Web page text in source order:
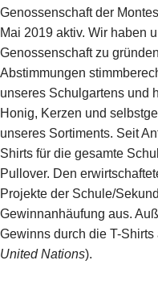
Genossenschaft der
Mai 2019 aktiv. Wir haben
Genossenschaft zu
Abstimmungen
unseres Schulgartens und
Honig, Kerzen und
unseres Sortiments. Seit
Shirts für die gesamte
Pullover. Den
Projekte der Schule/
Gewinnanhäufung aus.
Gewinns durch die T-Shirts
United Nations).